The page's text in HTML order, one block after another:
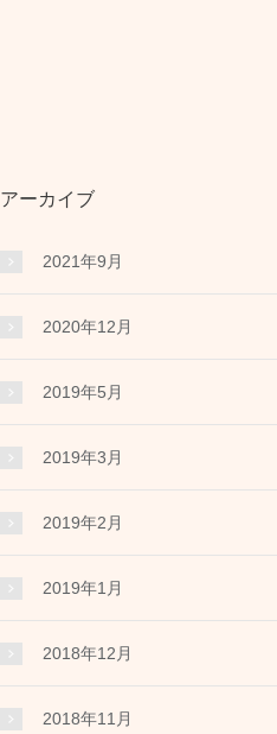
アーカイブ
2021年9月
2020年12月
2019年5月
2019年3月
2019年2月
2019年1月
2018年12月
2018年11月